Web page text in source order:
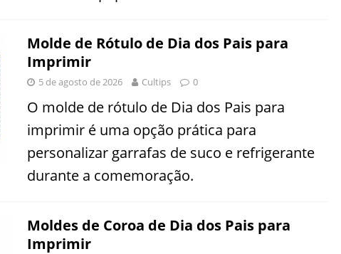
Molde de Rótulo de Dia dos Pais para
Imprimir
5 de agosto de 2026 Cultips 0
O molde de rótulo de Dia dos Pais para
imprimir é uma opção prática para
personalizar garrafas de suco e refrigerante
durante a comemoração.
Moldes de Coroa de Dia dos Pais para
Imprimir